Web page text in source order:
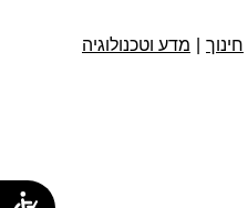
חינוך מדע וטכנולוגיה